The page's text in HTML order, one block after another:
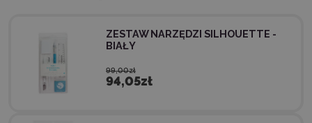
ZESTAW NARZĘDZI SILHOUETTE -
BIAŁY
99,00zł
94,05zł